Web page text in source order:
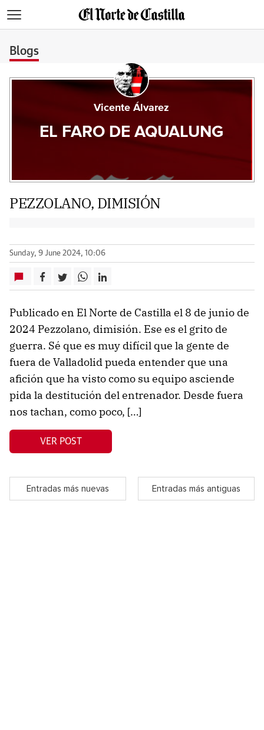
Blogs
Vicente Álvarez
EL FARO DE AQUALUNG
PEZZOLANO, DIMISIÓN
Sunday, 9 June 2024, 10:06
Publicado en El Norte de Castilla el 8 de junio de
2024 Pezzolano, dimisión. Ese es el grito de
guerra. Sé que es muy difícil que la gente de
fuera de Valladolid pueda entender que una
afición que ha visto como su equipo asciende
pida la destitución del entrenador. Desde fuera
nos tachan, como poco, […]
VER POST
Entradas más nuevas Entradas más antiguas